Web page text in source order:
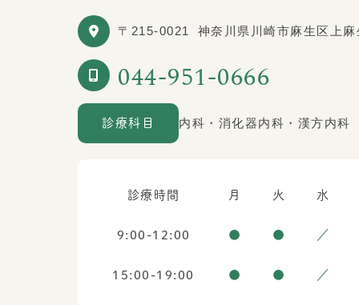
〒215-0021 神奈川県川崎市麻生区上
044-951-0666
診療科目 内科・消化器内科・漢方内科
診療時間 月 火 水
9:00-12:00 ● ● ／
15:00-19:00 ● ● ／